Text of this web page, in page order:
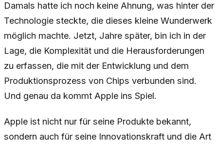
Damals hatte ich noch keine Ahnung, was hinter der
Technologie steckte, die dieses kleine Wunderwerk
möglich machte. Jetzt, Jahre später, bin ich in der
Lage, die Komplexität und die Herausforderungen
zu erfassen, die mit der Entwicklung und dem
Produktionsprozess von Chips verbunden sind.
Und genau da kommt Apple ins Spiel.
Apple ist nicht nur für seine Produkte bekannt,
sondern auch für seine Innovationskraft und die Art